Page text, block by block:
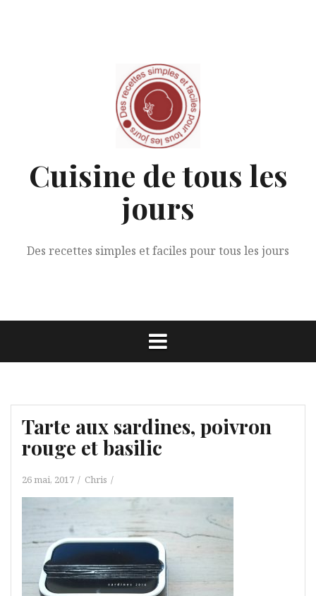
Cuisine de tous les
jours
Des recettes simples et faciles pour tous les jours
Tarte aux sardines, poivron
rouge et basilic
26 mai, 2017 Chris